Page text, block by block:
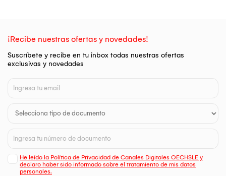
¡Recibe nuestras ofertas y novedades!
Suscríbete y recibe en tu inbox todas nuestras ofertas
exclusivas y novedades
He leído la Política de Privacidad de Canales Digitales OECHSLE y
declaro haber sido informado sobre el tratamiento de mis datos
personales.